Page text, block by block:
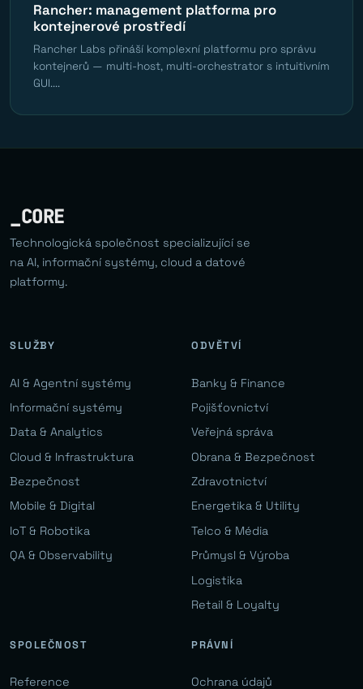
Rancher: management platforma pro
kontejnerové prostředí
Rancher Labs přináší komplexní platformu pro správu
kontejnerů — multi-host, multi-orchestrator s intuitivním
GUI....
_CORE
Technologická společnost specializující se
na AI, informační systémy, cloud a datové
platformy.
SLUŽBY
AI & Agentní systémy
Informační systémy
Data & Analytics
Cloud & Infrastruktura
Bezpečnost
Mobile & Digital
IoT & Robotika
QA & Observability
ODVĚTVÍ
Banky & Finance
Pojišťovnictví
Veřejná správa
Obrana & Bezpečnost
Zdravotnictví
Energetika & Utility
Telco & Média
Průmysl & Výroba
Logistika
Retail & Loyalty
SPOLEČNOST
Reference
PRÁVNÍ
Ochrana údajů